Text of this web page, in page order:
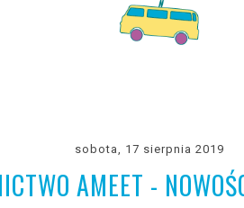
sobota, 17 sierpnia 2019
AMEET -